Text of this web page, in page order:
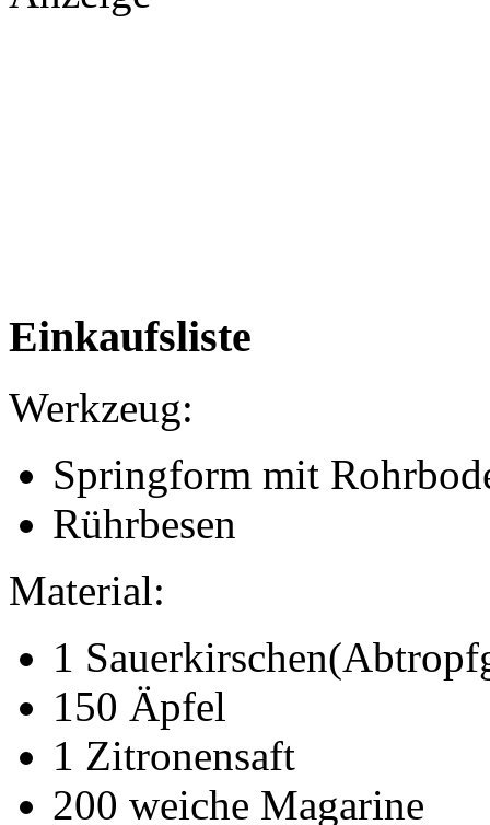
Einkaufsliste
Werkzeug:
Springform mit
Rührbesen
Material:
1
150 Äpfel
1 Zitronensaft
200 weiche Magarine